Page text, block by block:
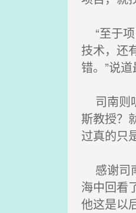
“至于项
技术，还
错。”说
司南则
斯教授？
过真的只
感谢司
海中回看
他这是以